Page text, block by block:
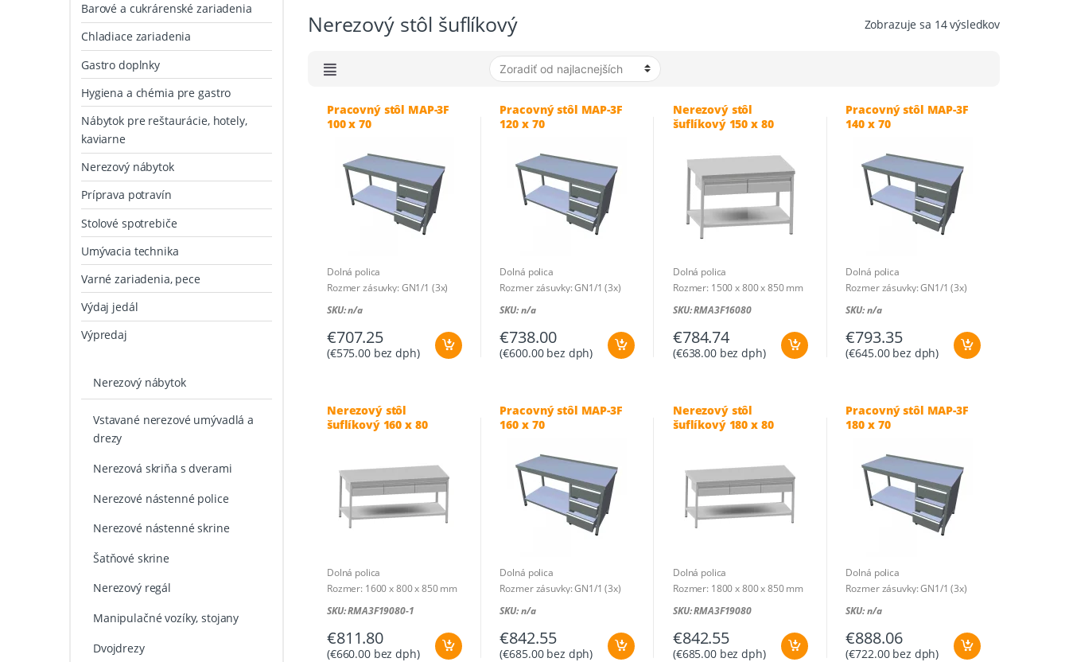
Nerezový stôl šuflíkový Zobrazuje sa 14 výsledkovZoradené
Pracovný stôl MAP-3F
100 x 70
Dolná polica
Rozmer zásuvky: GN1/1 (3x)
Rozmer: 1000 x 700 x 850 mm
SKU: n/a
€707.25
(€575.00bez dph)
Pracovný stôl MAP-3F
120 x 70
Dolná polica
Rozmer zásuvky: GN1/1 (3x)
Rozmer: 1200 x 700 x 850 mm
SKU: n/a
€738.00
(€600.00bez dph)
Nerezový stôl
šuflíkový 150 x 80
Dolná polica
Rozmer: 1500 x 800 x 850 mm
SKU: RMA3F16080
€784.74
(€638.00bez dph)
Pracovný stôl MAP-3F
140 x 70
Dolná polica
Rozmer zásuvky: GN1/1 (3x)
Rozmer: 1400 x 700 x 850 mm
SKU: n/a
€793.35
(€645.00bez dph)
Nerezový stôl
šuflíkový 160 x 80
Dolná polica
Rozmer: 1600 x 800 x 850 mm
SKU: RMA3F19080-1
€811.80
(€660.00bez dph)
Pracovný stôl MAP-3F
160 x 70
Dolná polica
Rozmer zásuvky: GN1/1 (3x)
Rozmer: 1600 x 700 x 850 mm
SKU: n/a
€842.55
(€685.00bez dph)
Nerezový stôl
šuflíkový 180 x 80
Dolná polica
Rozmer: 1800 x 800 x 850 mm
SKU: RMA3F19080
€842.55
(€685.00bez dph)
Pracovný stôl MAP-3F
180 x 70
Dolná polica
Rozmer zásuvky: GN1/1 (3x)
Rozmer: 1800 x 700 x 850 mm
SKU: n/a
€888.06
(€722.00bez dph)
Barové a cukrárenské zariadenia
Chladiace zariadenia
Gastro doplnky
Hygiena a chémia pre gastro
Nábytok pre reštaurácie, hotely,
kaviarne
Nerezový nábytok
Príprava potravín
Stolové spotrebiče
Umývacia technika
Varné zariadenia, pece
Výdaj jedál
Výpredaj
Nerezový nábytok
Vstavané nerezové umývadlá a
drezy
Nerezová skriňa s dverami
Nerezové nástenné police
Nerezové nástenné skrine
Šatňové skrine
Nerezový regál
Manipulačné vozíky, stojany
Dvojdrezy